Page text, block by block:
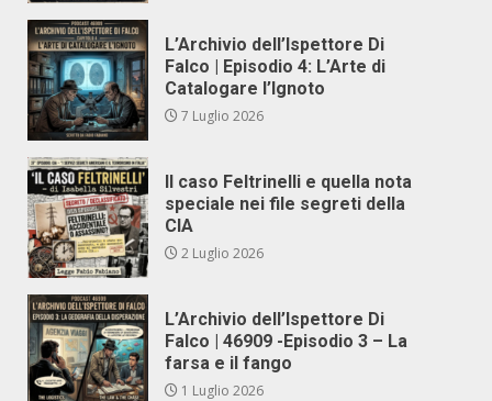
L’Archivio dell’Ispettore Di
Falco | Episodio 4: L’Arte di
Catalogare l’Ignoto
7 Luglio 2026
Il caso Feltrinelli e quella nota
speciale nei file segreti della
CIA
2 Luglio 2026
L’Archivio dell’Ispettore Di
Falco | 46909 -Episodio 3 – La
farsa e il fango
1 Luglio 2026